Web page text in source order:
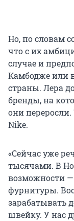
Но, по словам
что с их
случае и
Камбодже или
страны. Лера
бренды, на
они
Nike.
«Сейчас уже
тысячами. В
возможности —
фурнитуры.
зарабатывать
швейку. У нас